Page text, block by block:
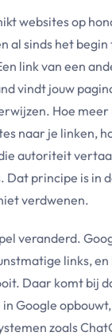
websites op
al sinds het begin
link van een
vindt jouw
Hoe
naar je linken,
autoriteit
Dat principe is in
verdwenen.
veranderd.
links,
Daar komt bij
Google
zoals